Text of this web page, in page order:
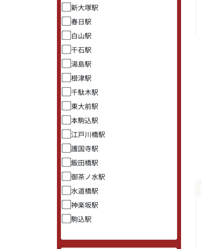
新大塚駅
春日駅
白山駅
千石駅
湯島駅
根津駅
千駄木駅
東大前駅
本駒込駅
江戸川橋駅
護国寺駅
飯田橋駅
御茶ノ水駅
水道橋駅
神楽坂駅
駒込駅